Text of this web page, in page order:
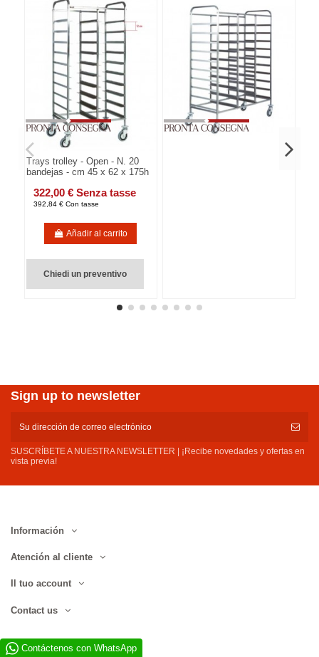
Trays trolley - Open - N. 20
bandejas - cm 45 x 62 x 175h
322,00 € Senza tasse
392,84 € Con tasse
Añadir al carrito
Chiedi un preventivo
Sign up to newsletter
SUSCRÍBETE A NUESTRA NEWSLETTER | ¡Recibe novedades y ofertas en
vista previa!
Información
Atención al cliente
Il tuo account
Contact us
Contáctenos con WhatsApp